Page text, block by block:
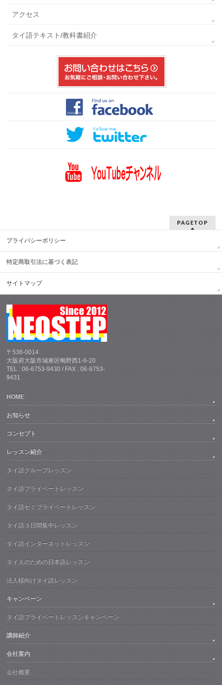
アクセス
タイ語テキスト/教科書紹介
PAGETOP
プライバシーポリシー
特定商取引法に基づく表記
サイトマップ
〒536-0014
大阪府大阪市城東区鴫野西1-6-20
TEL : 06-6753-9430 / FAX : 06-6753-
9431
HOME
お知らせ
コンセプト
レッスン紹介
タイ語グループレッスン
タイ語プライベートレッスン
タイ語セミプライベートレッスン
タイ語３日間集中レッスン
タイ語インターネットレッスン
タイ人のための日本語レッスン
法人様向けタイ語レッスン
キャンペーン
タイ語プライベートレッスンキャンペーン
講師紹介
会社案内
会社概要